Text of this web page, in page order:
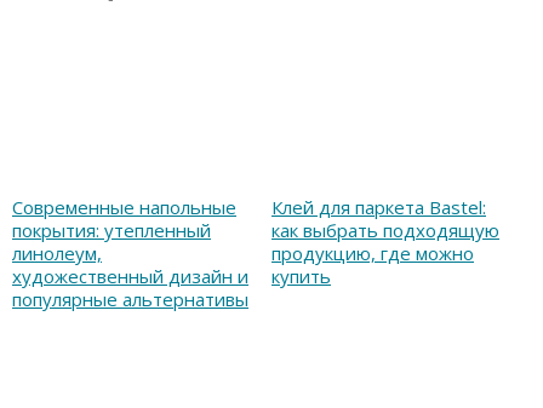
Современные напольные
покрытия: утепленный
линолеум,
художественный дизайн и
популярные альтернативы
Клей для паркета Bastel:
как выбрать подходящую
продукцию, где можно
купить